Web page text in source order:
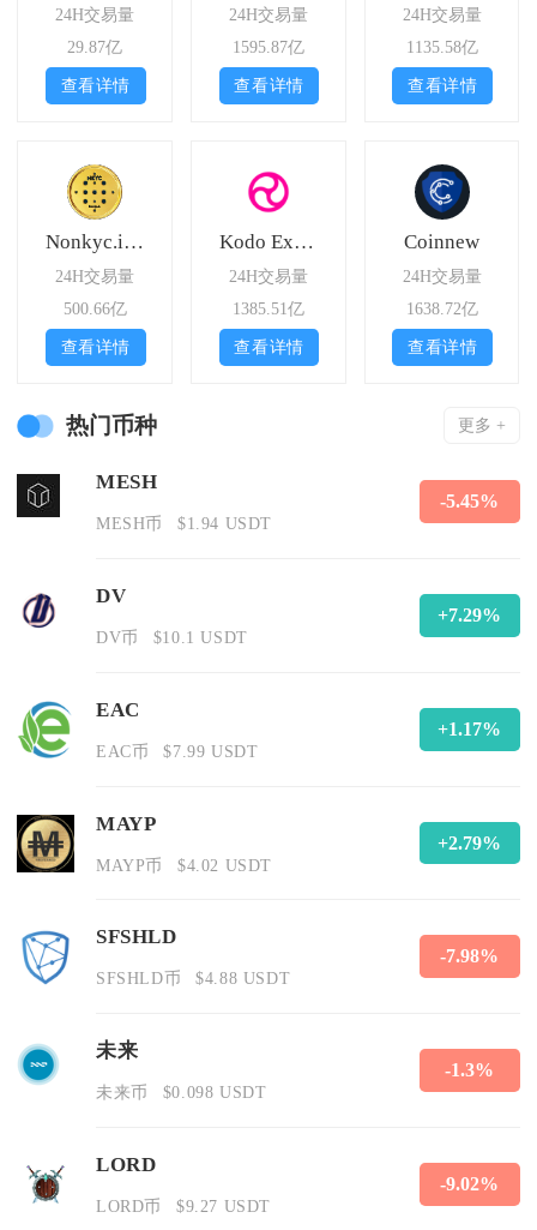
24H交易量
29.87亿
查看详情
24H交易量
1595.87亿
查看详情
24H交易量
1135.58亿
查看详情
Nonkyc.io Exchange
24H交易量
500.66亿
查看详情
Kodo Exchange
24H交易量
1385.51亿
查看详情
Coinnew
24H交易量
1638.72亿
查看详情
热门币种 更多 +
MESH
MESH币 $1.94 USDT
-5.45%
DV
DV币 $10.1 USDT
+7.29%
EAC
EAC币 $7.99 USDT
+1.17%
MAYP
MAYP币 $4.02 USDT
+2.79%
SFSHLD
SFSHLD币 $4.88 USDT
-7.98%
未来
未来币 $0.098 USDT
-1.3%
LORD
LORD币 $9.27 USDT
-9.02%